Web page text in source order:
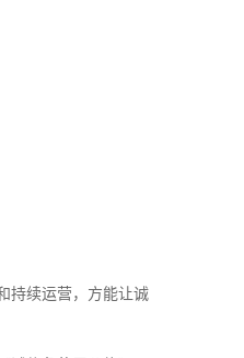
持续运营，方能让诚